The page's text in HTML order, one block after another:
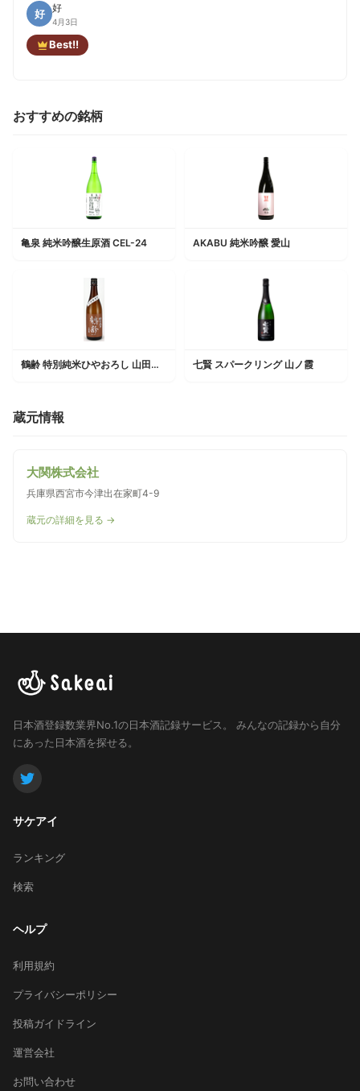
好 好
4月3日
Best!!
おすすめの銘柄
亀泉 純米吟醸生原酒 CEL-24 AKABU 純米吟醸 愛山
鶴齢 特別純米ひやおろし 山田錦55% 七賢 スパークリング 山ノ霞
蔵元情報
大関株式会社
兵庫県西宮市今津出在家町4-9
蔵元の詳細を見る →
日本酒登録数業界No.1の日本酒記録サービス。
みんなの記録から自分
にあった日本酒を探せる。
サケアイ
ランキング
検索
ヘルプ
利用規約
プライバシーポリシー
投稿ガイドライン
運営会社
お問い合わせ